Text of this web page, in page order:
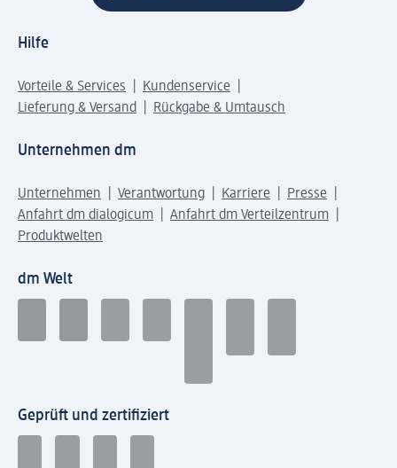
Hilfe
Vorteile & Services
Kundenservice
Lieferung & Versand
Rückgabe & Umtausch
Unternehmen dm
Unternehmen Verantwortung Karriere
Presse
Anfahrt dm dialogicum
Anfahrt dm Verteilzentrum
Produktwelten
dm Welt
Geprüft und zertifiziert